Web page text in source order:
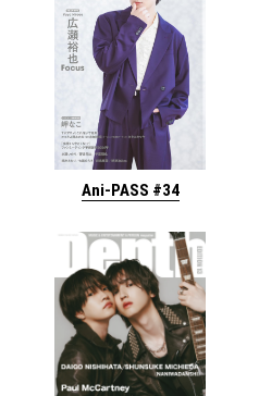
Ani-PASS #34